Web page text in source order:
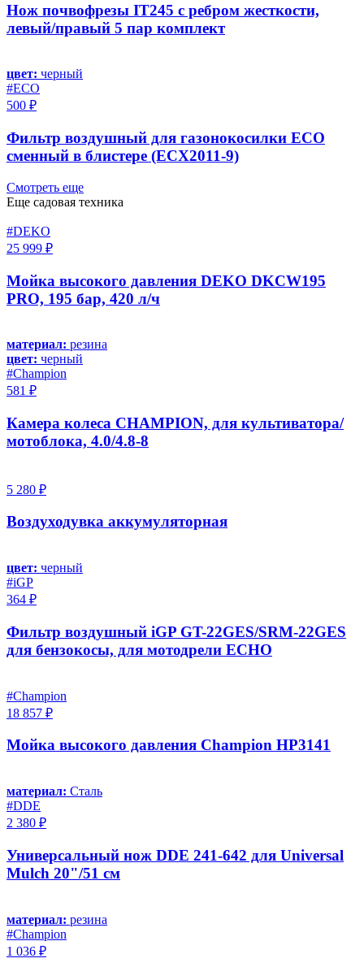
Нож почвофрезы IT245 с ребром жесткости,
левый/правый 5 пар комплект
цвет: черный
#ECO
500 ₽
Фильтр воздушный для газонокосилки ECO
сменный в блистере (ECX2011-9)
Смотреть еще
Еще садовая техника
#DEKO
25 999 ₽
Мойка высокого давления DEKO DKCW195
PRO, 195 бар, 420 л/ч
материал: резина
цвет: черный
#Champion
581 ₽
Камера колеса CHAMPION, для культиватора/
мотоблока, 4.0/4.8-8
5 280 ₽
Воздуходувка аккумуляторная
цвет: черный
#iGP
364 ₽
Фильтр воздушный iGP GT-22GES/SRM-22GES
для бензокосы, для мотодрели ECHO
#Champion
18 857 ₽
Мойка высокого давления Champion HP3141
материал: Сталь
#DDE
2 380 ₽
Универсальный нож DDE 241-642 для Universal
Mulch 20"/51 см
материал: резина
#Champion
1 036 ₽